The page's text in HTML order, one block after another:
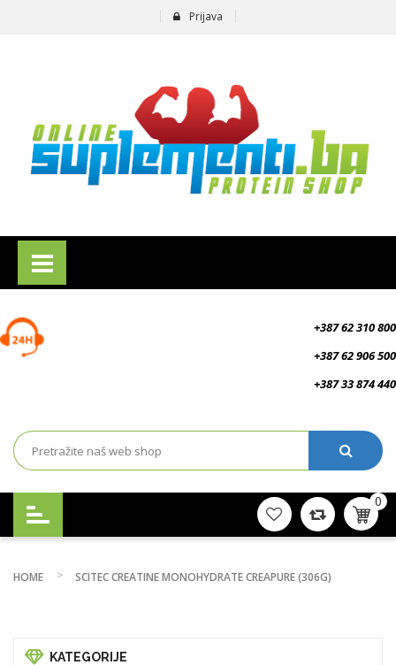
Prijava
+387 62 310 800
+387 62 906 500
+387 33 874 440
0
HOME SCITEC CREATINE MONOHYDRATE CREAPURE (306G)
KATEGORIJE